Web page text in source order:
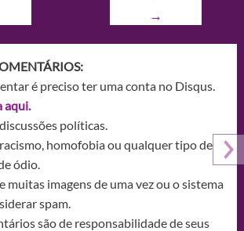
→
é preciso ter uma conta no Disqus.
aqui.
políticas.
homofobia ou qualquer tipo de
ódio.
muitas imagens de uma vez ou o sistema
spam.
são de responsabilidade de seus